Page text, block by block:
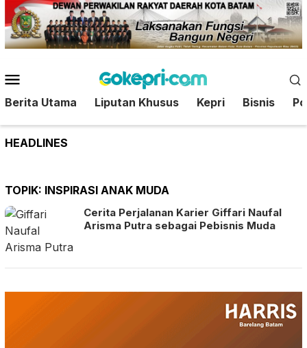
Loncat
ke
konten
Mobile
Berita Utama Liputan Khusus Kepri Bisnis
HEADLINES
TOPIK: INSPIRASI ANAK MUDA
Cerita Perjalanan Karier Giffari Naufal
Arisma Putra sebagai Pebisnis Muda